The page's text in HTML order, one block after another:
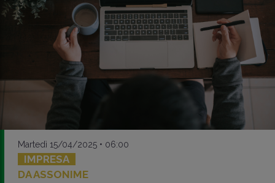
Martedì 15/04/2025 • 06:00
IMPRESA
DA ASSONIME